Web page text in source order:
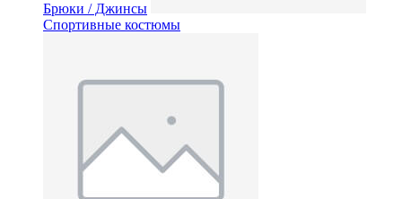
Брюки / Джинсы
Спортивные костюмы